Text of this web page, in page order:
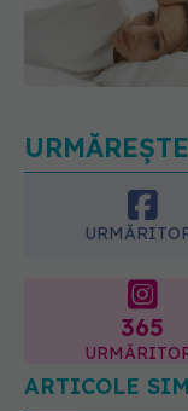
365
ARTICOLE